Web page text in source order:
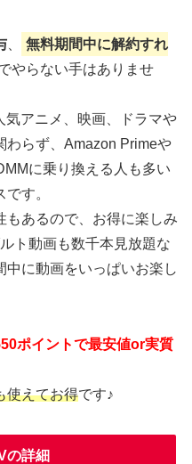
無料期間中に解約すれ
やらない手はありませ
気アニメ、映画、ドラマや
わらず、Amazon Primeや
に乗り換える人も多い
す。
もあるので、お得に楽しみ
ト動画も数千本見放題な
に動画をいっぱいお楽し
ポイントで最安値or実質
使えてお得です♪
の詳細